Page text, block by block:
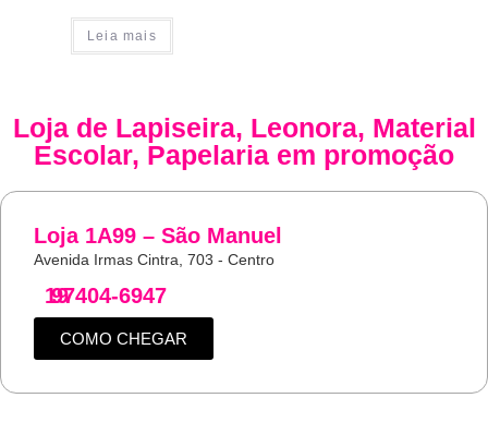
Leia mais
Loja de Lapiseira, Leonora, Material
Escolar, Papelaria em promoção
Loja 1A99 – São Manuel
Avenida Irmas Cintra, 703 - Centro
19
97404-6947
COMO CHEGAR